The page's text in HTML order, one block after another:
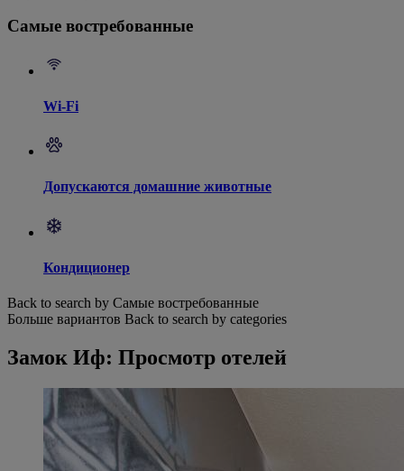
Самые востребованные
Wi-Fi
Допускаются домашние животные
Кондиционер
Back to search by Самые востребованные
Больше вариантов Back to search by categories
Замок Иф: Просмотр отелей